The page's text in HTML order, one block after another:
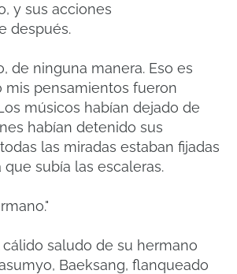
y sus acciones
después.
de ninguna manera. Eso es
mis pensamientos fueron
músicos habían dejado de
habían detenido sus
las miradas estaban fijadas
subía las escaleras.
cálido saludo de su hermano
Baeksang, flanqueado